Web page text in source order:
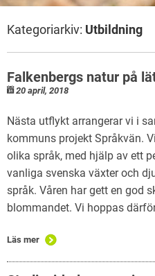
Naturfalken quiz
Kategoriarkiv: Utbildning
Falkenbergs natur på
20 april, 2018
Nästa utflykt arrangerar vi i
kommuns projekt Språkvän.
olika språk, med hjälp av ett
vanliga svenska växter och
språk. Våren har gett en god
blommandet. Vi hoppas
Läs mer